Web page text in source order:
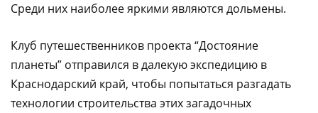
Среди них наиболее яркими являются дольмены.
Клуб путешественников проекта “Достояние
планеты” отправился в далекую экспедицию в
Краснодарский край, чтобы попытаться разгадать
технологии строительства этих загадочных